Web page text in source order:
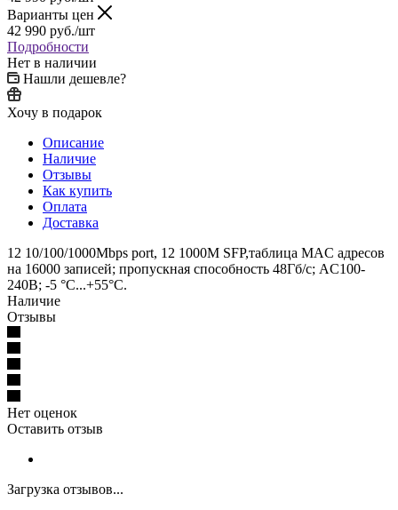
Варианты цен
42 990 руб./шт
Подробности
Нет в наличии
Нашли дешевле?
Хочу в подарок
Описание
Наличие
Отзывы
Как купить
Оплата
Доставка
12 10/100/1000Mbps port, 12 1000M SFP,таблица MAC адресов
на 16000 записей; пропускная способность 48Гб/с; AC100-
240В; -5 °C...+55°C.
Наличие
Отзывы
Нет оценок
Оставить отзыв
Загрузка отзывов...